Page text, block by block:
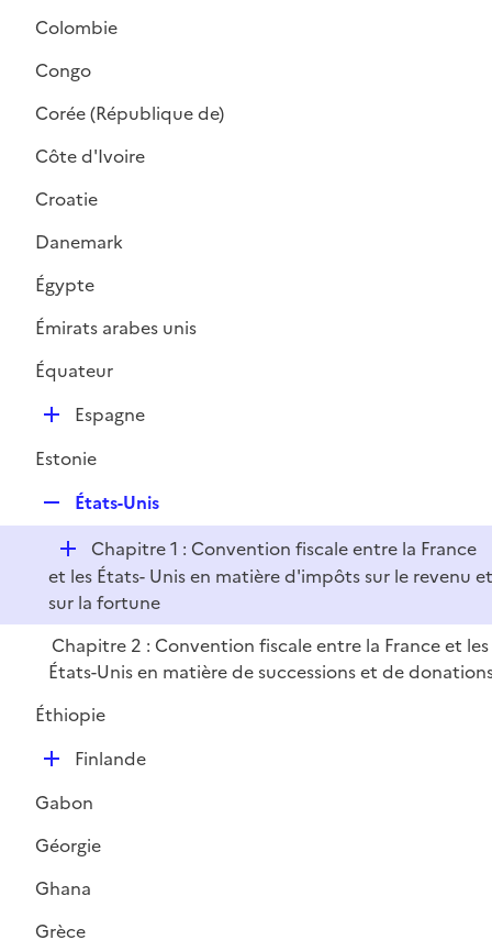
Colombie
Congo
Corée (République de)
Côte d'Ivoire
Croatie
Danemark
Égypte
Émirats arabes unis
Équateur
D
p
i
e
r
Espagne
Estonie
e
p
l
i
e
r
États-Unis
D
é
p
l
i
e
r
Chapitre 1 : Convention fiscale entre la France
et les États- Unis en matière d'impôts sur le revenu et
sur la fortune
Chapitre 2 : Convention fiscale entre la France et les
États-Unis en matière de successions et de
Éthiopie
D
p
l
e
Finlande
Gabon
Géorgie
Ghana
Grèce